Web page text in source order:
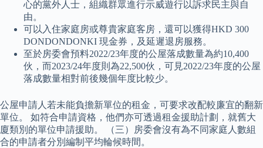
心的黨外人士，組織群眾進行示威遊行以訴求民主與自
由。
可以入住家庭房或尊貴家庭客房，還可以獲得HKD 300
DONDONDONKI 現金券，及延遲退房服務。
至於房委會預料2022/23年度的公屋落成數量為約10,400
伙，而2023/24年度則為22,500伙，可見2022/23年度的公屋
落成數量相對前後幾個年度比較少。
公屋申請人若未能負擔新單位的租金，可要求改配較廉宜的翻新
單位。 如符合申請資格，他們亦可透過租金援助計劃，就舊大
廈類別的單位申請援助。 （三）房委會沒有為不同家庭人數組
合的申請者分別編制平均輪候時間。